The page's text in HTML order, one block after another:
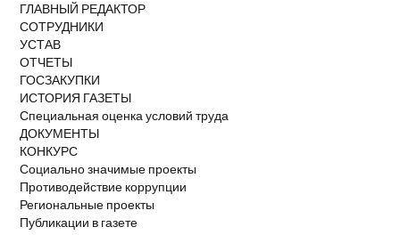
ГЛАВНЫЙ РЕДАКТОР
СОТРУДНИКИ
УСТАВ
ОТЧЕТЫ
ГОСЗАКУПКИ
ИСТОРИЯ ГАЗЕТЫ
Специальная оценка условий труда
ДОКУМЕНТЫ
КОНКУРС
Социально значимые проекты
Противодействие коррупции
Региональные проекты
Публикации в газете